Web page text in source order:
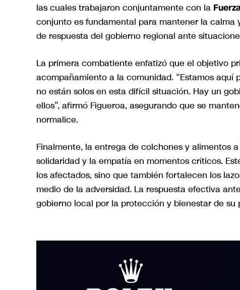
las cuales trabajaron conjuntamente con la
conjunto es fundamental para mantener la
de respuesta del gobierno regional ante
La primera combatiente enfatizó que el objetivo
acompañamiento a la comunidad. “Estamos
no están solos en esta difícil situación. Hay un
ellos”, afirmó Figueroa, asegurando que se
normalice.
Finalmente, la entrega de colchones y alimentos
solidaridad y la empatía en momentos críticos.
los afectados, sino que también fortalecen los
medio de la adversidad. La respuesta efectiva
gobierno local por la protección y bienestar de su